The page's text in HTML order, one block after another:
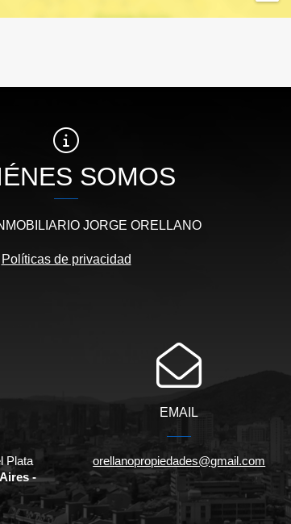
SOMOS
JORGE ORELLANO
Políticas de privacidad
Plata
-
EMAIL
orellanopropiedades@gmail.com